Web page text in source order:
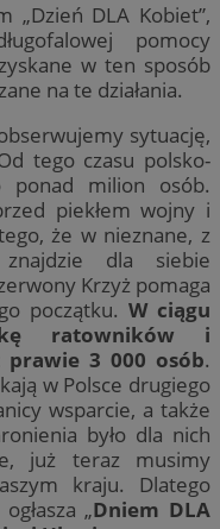
„Dzień DLA Kobiet”,
pomocy
w ten sposób
na te działania.
sytuację,
tego czasu polsko-
ponad milion osób.
piekłem wojny i
że w nieznane, z
dla siebie
Krzyż pomaga
początku. W ciągu
ratowników i
prawie 3 000 osób.
w Polsce drugiego
wsparcie, a także
było dla nich
już teraz musimy
kraju. Dlatego
„Dniem DLA